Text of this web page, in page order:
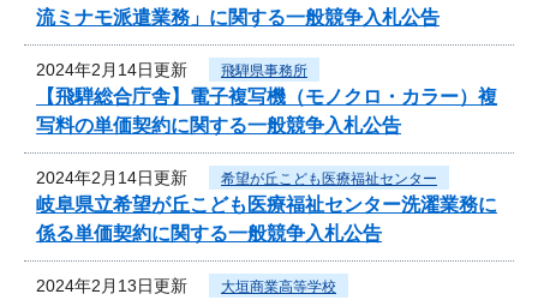
流ミナモ派遣業務」に関する一般競争入札公告
2024年2月14日更新 飛騨県事務所
【飛騨総合庁舎】電子複写機（モノクロ・カラー）複
写料の単価契約に関する一般競争入札公告
2024年2月14日更新 希望が丘こども医療福祉センター
岐阜県立希望が丘こども医療福祉センター洗濯業務に
係る単価契約に関する一般競争入札公告
2024年2月13日更新 大垣商業高等学校